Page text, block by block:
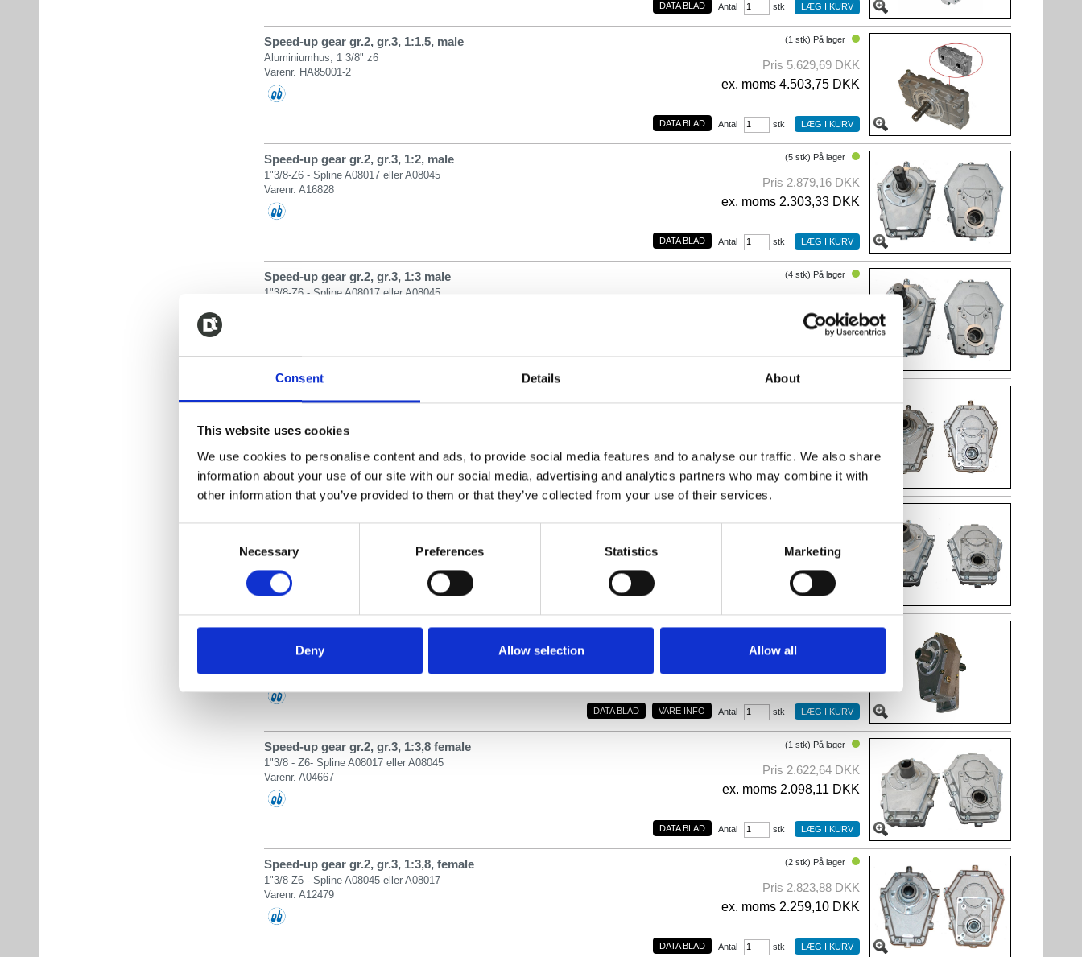
Consent Details About
This website uses cookies
We use cookies to personalise content and ads, to provide social media features and to analyse our traffic. We also share
information about your use of our site with our social media, advertising and analytics partners who may combine it with
other information that you’ve provided to them or that they’ve collected from your use of their services.
Necessary Preferences Statistics Marketing
Deny Allow selection Allow all
DATA BLAD Antal stk
Speed-up gear gr.2, gr.3, 1:1,5, male
Aluminiumhus, 1 3/8" z6
Varenr. HA85001-2
(1 stk) På lager
Pris 5.629,69 DKK
ex. moms 4.503,75 DKK
DATA BLAD Antal stk
Speed-up gear gr.2, gr.3, 1:2, male
1"3/8-Z6 - Spline A08017 eller A08045
Varenr. A16828
(5 stk) På lager
Pris 2.879,16 DKK
ex. moms 2.303,33 DKK
DATA BLAD Antal stk
Speed-up gear gr.2, gr.3, 1:3 male
1"3/8-Z6 - Spline A08017 eller A08045
(4 stk) På lager
ex. moms 2.013,38 DKK
DATA BLAD Antal stk
Varenr. A12477
DATA BLAD Antal stk
Varenr. A04640
ex. moms 2.013,38 DKK
Speed-up gear gr.2, gr.3, 1:3, female
1"3/8 -Z6 Spline: A08045 eller A08017
Borelli nr. 70005/4
Varenr. A08025
Kontakt os
Pris 3.836,72 DKK
ex. moms 3.069,38 DKK
DATA BLAD VARE INFO Antal stk
Speed-up gear gr.2, gr.3, 1:3,8 female
1"3/8 - Z6- Spline A08017 eller A08045
Varenr. A04667
(1 stk) På lager
Pris 2.622,64 DKK
ex. moms 2.098,11 DKK
DATA BLAD Antal stk
Speed-up gear gr.2, gr.3, 1:3,8, female
1"3/8-Z6 - Spline A08045 eller A08017
Varenr. A12479
(2 stk) På lager
Pris 2.823,88 DKK
ex. moms 2.259,10 DKK
DATA BLAD Antal stk